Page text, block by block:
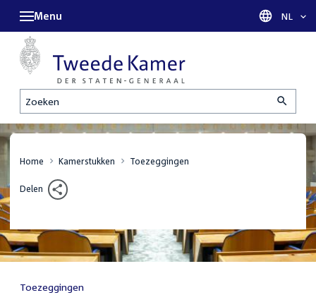
Zoeken
Menu Taal
NL
Home Kamerstukken Toezeggingen
Delen
Toezeggingen